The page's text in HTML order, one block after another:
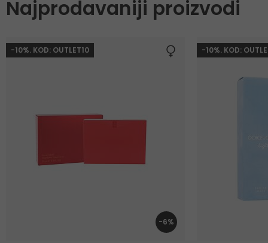
Najprodavaniji proizvodi
-10%. KOD: OUTLET10
-6%
-10%. KOD: